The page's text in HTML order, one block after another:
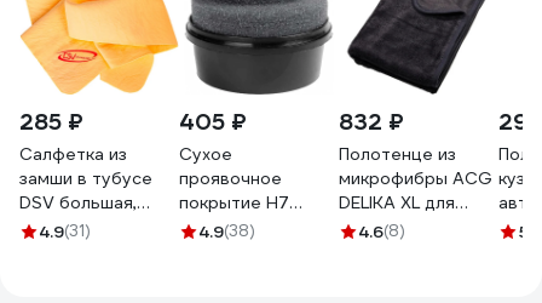
285 ₽
Салфетка из
замши в тубусе
DSV большая,
70х43х0.2 см
4.9(31)
405 ₽
Сухое
проявочное
покрытие H7
чёрное, 100 г
4.9(38)
832 ₽
Полотенце из
микрофибры ACG
DELIKA XL для
деликатной сушки
4.6(8) 5